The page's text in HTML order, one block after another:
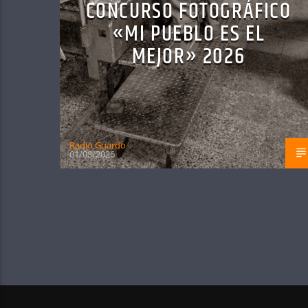
CONCURSO FOTOGRÁFICO
«MI PUEBLO ES EL
MEJOR» 2026
Radio Guardo
01/08/2026